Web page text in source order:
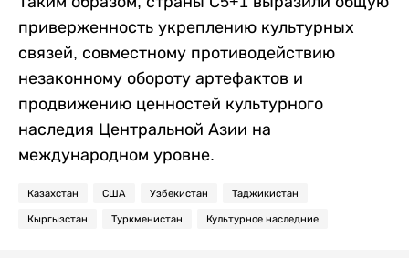
приверженность укреплению культурных
связей, совместному противодействию
незаконному обороту артефактов и
продвижению ценностей культурного
наследия Центральной Азии на
международном уровне.
Казахстан США Узбекистан Таджикистан
Кыргызстан Туркменистан Культурное наследние